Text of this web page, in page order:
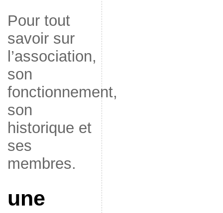
Pour tout
savoir sur
l’association,
son
fonctionnement,
son
historique et
ses
membres.
une